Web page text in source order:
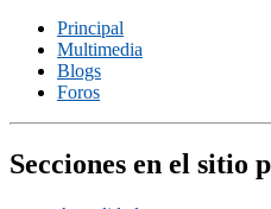
Principal
Multimedia
Blogs
Foros
Secciones en el sitio